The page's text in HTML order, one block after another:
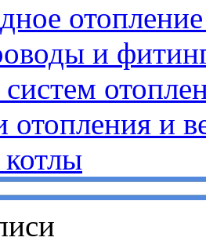
и
отопления и